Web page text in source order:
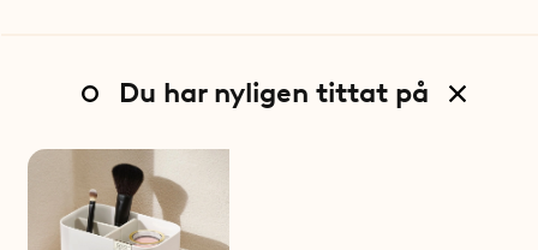
Du har nyligen tittat på